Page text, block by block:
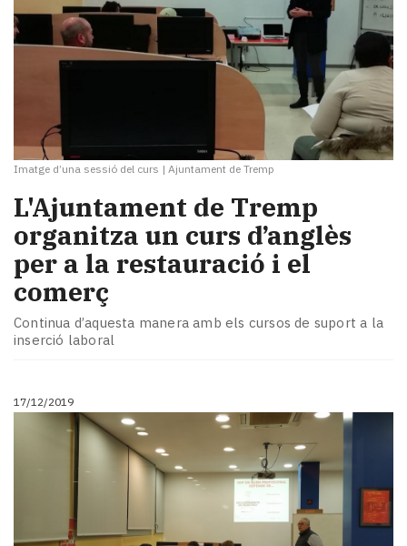
Imatge d’una sessió del curs | Ajuntament de Tremp
L'Ajuntament de Tremp
organitza un curs d’anglès
per a la restauració i el
comerç
Continua d’aquesta manera amb els cursos de suport a la
inserció laboral
17/12/2019